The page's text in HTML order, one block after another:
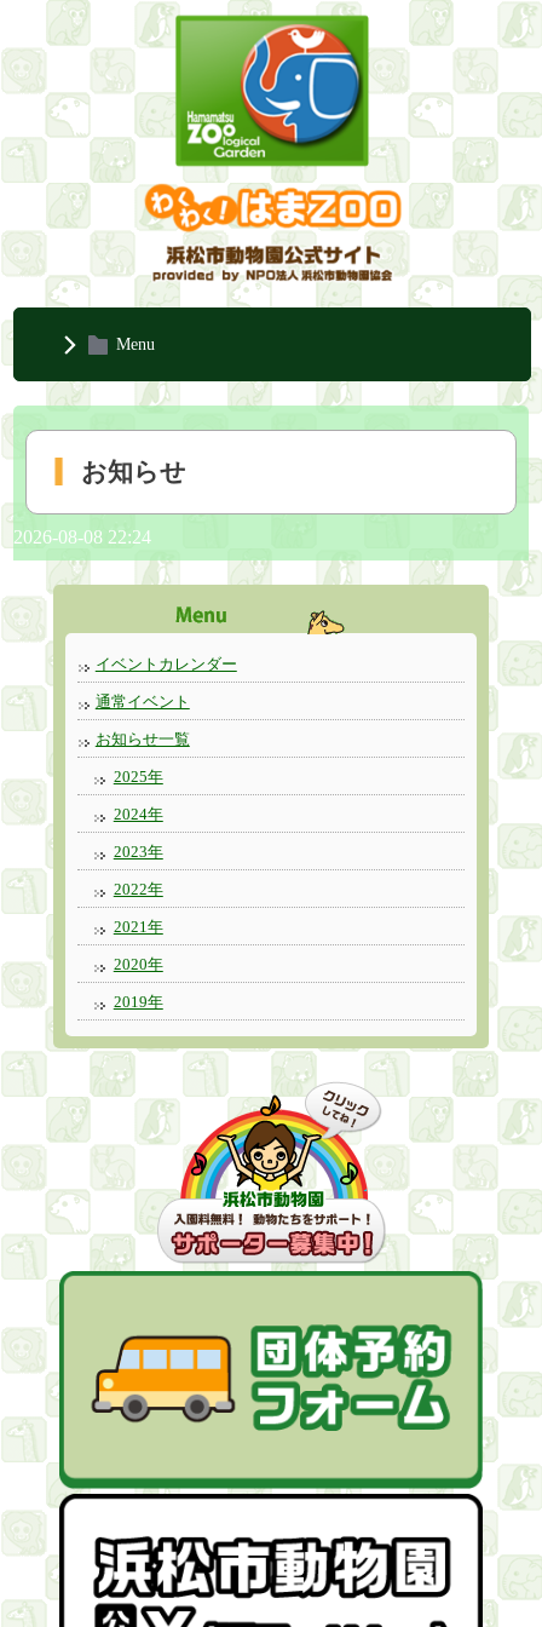
Menu
お知らせ
2026-08-08 22:24
イベントカレンダー
通常イベント
お知らせ一覧
2025年
2024年
2023年
2022年
2021年
2020年
2019年